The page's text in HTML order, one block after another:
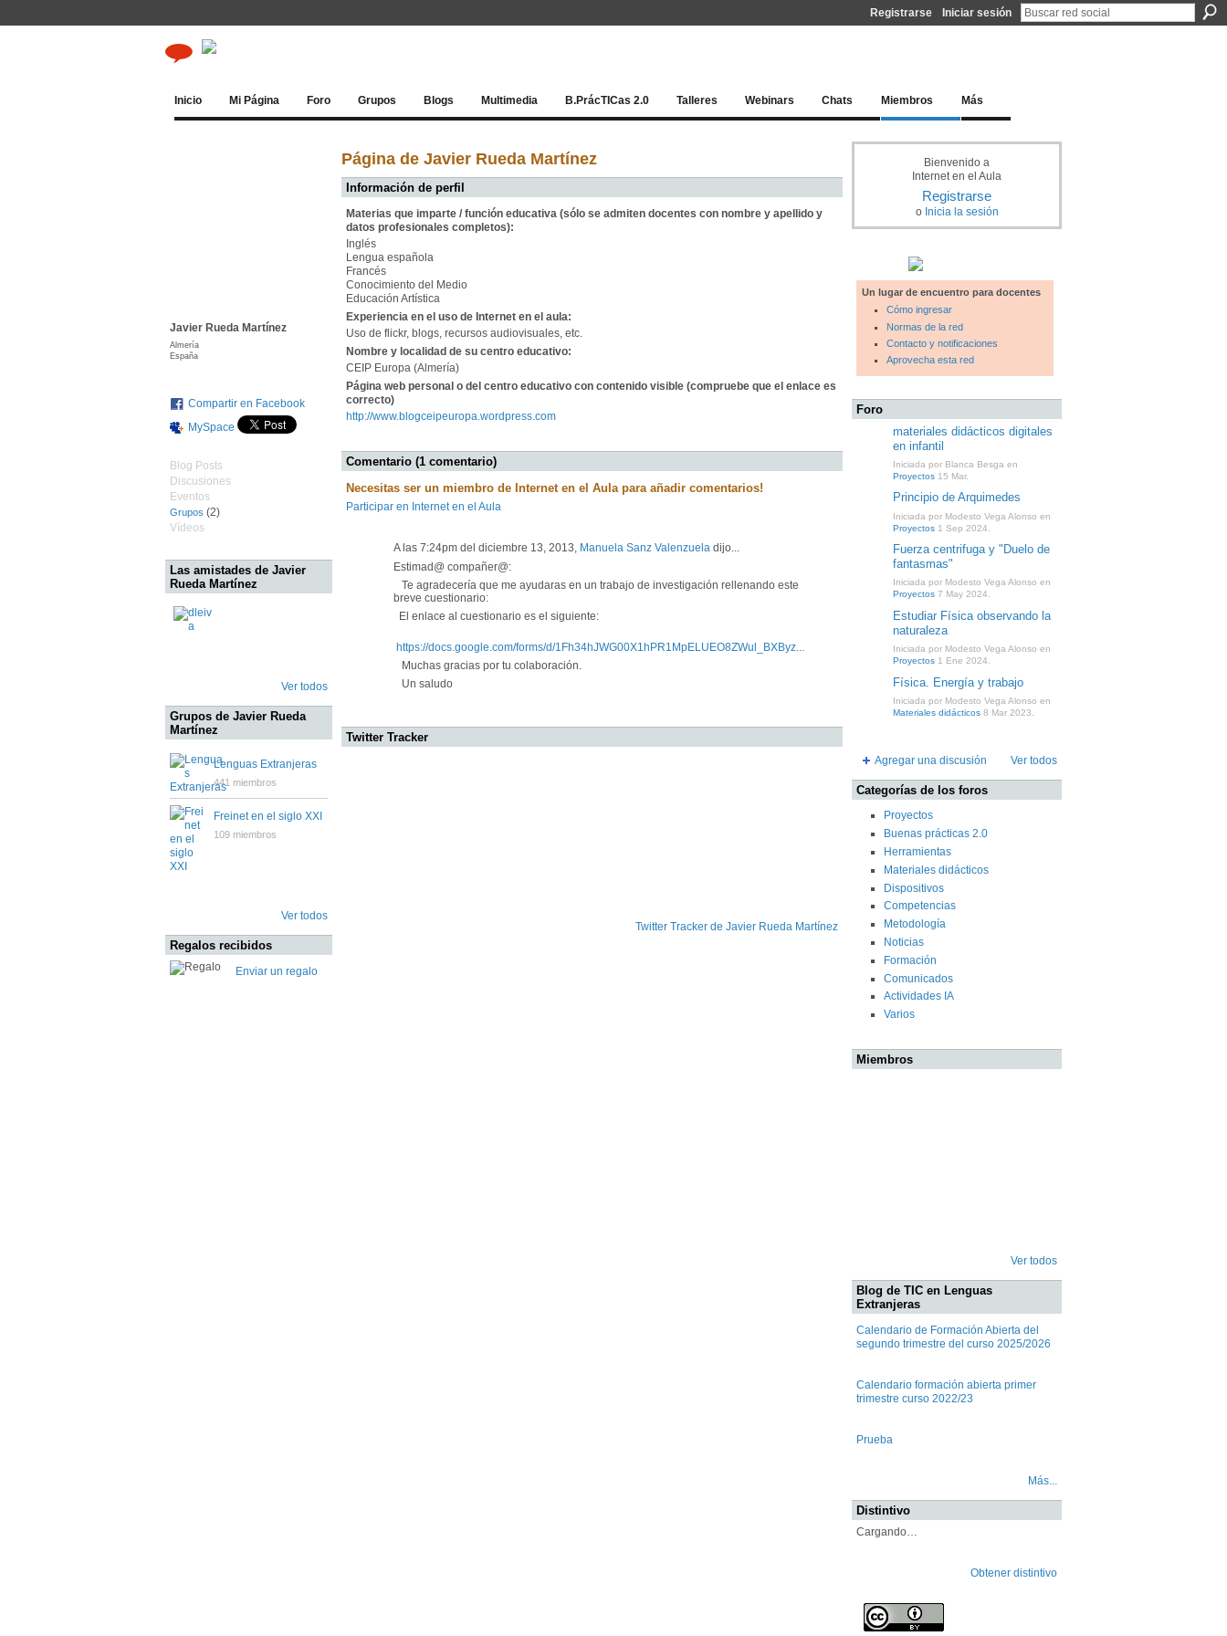
Registrarse Iniciar sesión
Inicio Mi Página Foro Grupos Blogs Multimedia B.PrácTICas 2.0 Talleres Webinars Chats Miembros Más
Javier Rueda Martínez
Almería
España
Compartir en Facebook
MySpace
Blog Posts
Discusiones
Eventos
Grupos (2)
Vídeos
Las amistades de Javier
Rueda Martínez
Ver todos
Grupos de Javier Rueda
Martínez
Lenguas Extranjeras
441 miembros
Freinet en el siglo XXI
109 miembros
Ver todos
Regalos recibidos
Enviar un regalo
Página de Javier Rueda Martínez
Información de perfil
Materias que imparte / función educativa (sólo se admiten docentes con nombre y apellido y
datos profesionales completos):
Inglés
Lengua española
Francés
Conocimiento del Medio
Educación Artística
Experiencia en el uso de Internet en el aula:
Uso de flickr, blogs, recursos audiovisuales, etc.
Nombre y localidad de su centro educativo:
CEIP Europa (Almería)
Página web personal o del centro educativo con contenido visible (compruebe que el enlace es
correcto)
http://www.blogceipeuropa.wordpress.com
Comentario (1 comentario)
Necesitas ser un miembro de Internet en el Aula para añadir comentarios!
Participar en Internet en el Aula
A las 7:24pm del diciembre 13, 2013, Manuela Sanz Valenzuela dijo...
Estimad@ compañer@:
Te agradecería que me ayudaras en un trabajo de investigación rellenando este
breve cuestionario:
El enlace al cuestionario es el siguiente:
https://docs.google.com/forms/d/1Fh34hJWG00X1hPR1MpELUEO8ZWul_BXByz...
Muchas gracias por tu colaboración.
Un saludo
Twitter Tracker
Twitter Tracker de Javier Rueda Martínez
Bienvenido a
Internet en el Aula
Registrarse
o Inicia la sesión
Un lugar de encuentro para docentes
Cómo ingresar
Normas de la red
Contacto y notificaciones
Aprovecha esta red
Foro
materiales didácticos digitales
en infantil
Iniciada por Blanca Besga en
Proyectos 15 Mar.
Principio de Arquimedes
Iniciada por Modesto Vega Alonso en
Proyectos 1 Sep 2024.
Fuerza centrifuga y "Duelo de
fantasmas"
Iniciada por Modesto Vega Alonso en
Proyectos 7 May 2024.
Estudiar Física observando la
naturaleza
Iniciada por Modesto Vega Alonso en
Proyectos 1 Ene 2024.
Física. Energía y trabajo
Iniciada por Modesto Vega Alonso en
Materiales didácticos 8 Mar 2023.
Agregar una discusión Ver todos
Categorías de los foros
Proyectos
Buenas prácticas 2.0
Herramientas
Materiales didácticos
Dispositivos
Competencias
Metodología
Noticias
Formación
Comunicados
Actividades IA
Varios
Miembros
Ver todos
Blog de TIC en Lenguas
Extranjeras
Calendario de Formación Abierta del
segundo trimestre del curso 2025/2026
Calendario formación abierta primer
trimestre curso 2022/23
Prueba
Más...
Distintivo
Cargando…
Obtener distintivo